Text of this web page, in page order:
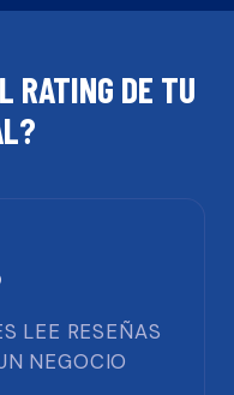
RATING DE TU
?
LEE RESEÑAS
NEGOCIO